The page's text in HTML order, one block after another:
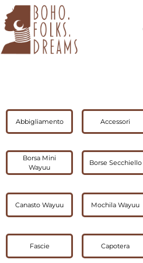
Abbigliamento Accessori
Borsa Mini
Wayuu
Borse Secchiello
Canasto Wayuu Mochila Wayuu
Fascie Capotera